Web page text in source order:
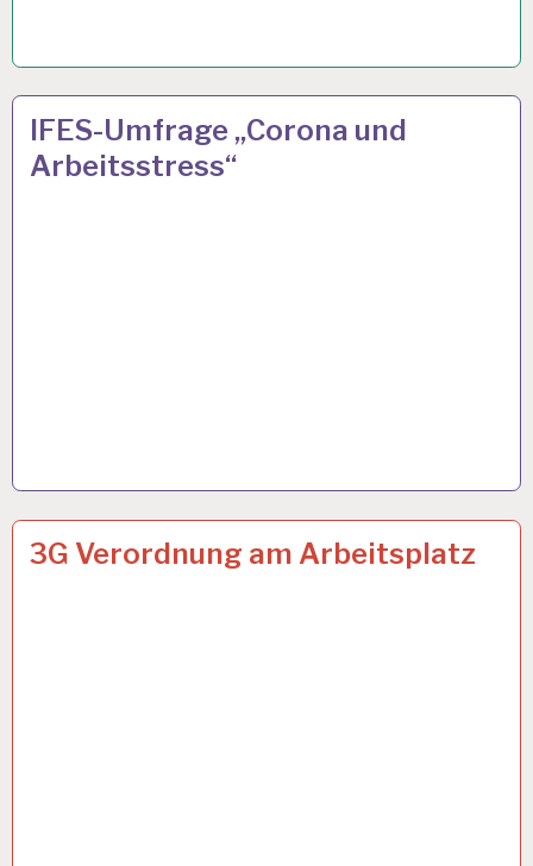
3
G
REGEL…
IFES-Umfrage „Corona und
Arbeitsstress“
23 NOV. 2021
ARBEIT
UND
3G Verordnung am Arbeitsplatz
26 OKT. 2021